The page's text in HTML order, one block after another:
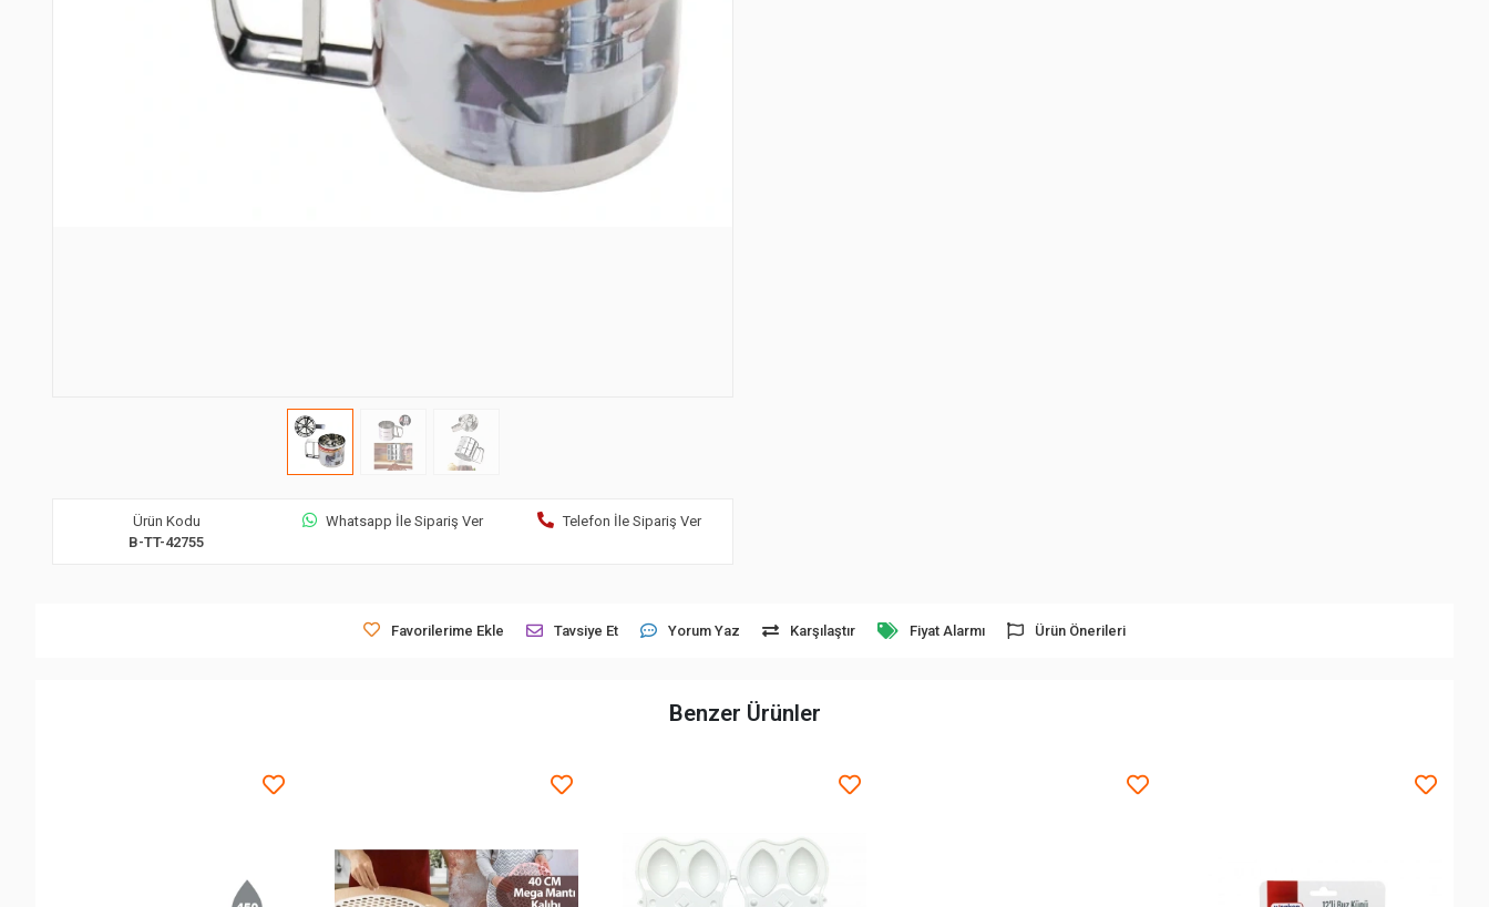
Ürün Kodu
B-TT-42755
Whatsapp İle Sipariş Ver Telefon İle Sipariş Ver
Favorilerime Ekle Tavsiye Et Yorum Yaz Karşılaştır Fiyat Alarmı Ürün Önerileri
Benzer Ürünler